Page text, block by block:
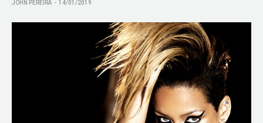
JOHN PEREIRA 14/01/2019